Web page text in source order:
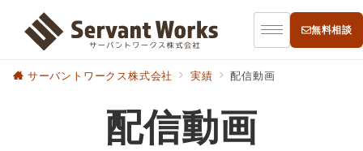
無料相談
サーバントワークス株式会社 実績 配信動画
配信動画